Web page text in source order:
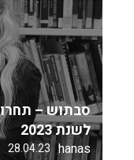
סבתוש –
לשנת 2023
hanas
28.04.23